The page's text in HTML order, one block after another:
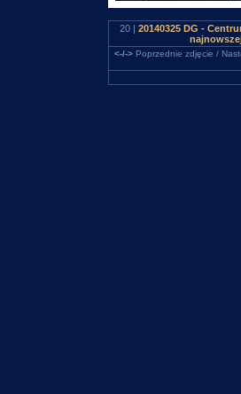
20 | 20140325 DG -
<-/->Poprzednie zdjęcie /